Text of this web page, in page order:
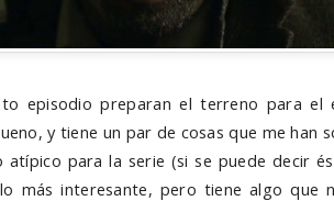
episodio preparan el terreno para el
y tiene un par de cosas que me han
para la serie (si se puede decir
más interesante, pero tiene algo que